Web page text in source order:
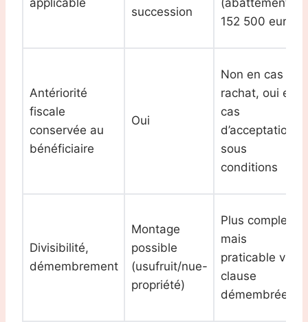
succession
152 500 euros)
Antériorité
fiscale
conservée au
bénéficiaire
Oui
Non en cas de
rachat, oui en
cas
d’acceptation
sous
conditions
Divisibilité,
démembrement
Montage
possible
(usufruit/nue-
propriété)
Plus complexe
mais
praticable via
clause
démembrée